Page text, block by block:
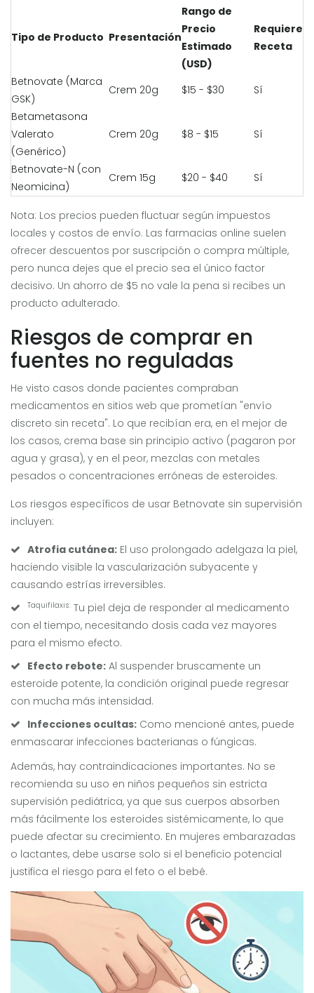
Tipo de Producto Presentación
Rango de
Precio
Estimado
(USD)
Requiere
Receta
Betnovate (Marca
GSK)
Crem 20g $15 - $30
Sí
Betametasona
Valerato
(Genérico)
Crem 20g $8 - $15 Sí
Betnovate-N (con
Neomicina)
Crem 15g $20 - $40 Sí
Nota: Los precios pueden fluctuar según impuestos
locales y costos de envío. Las farmacias online suelen
ofrecer descuentos por suscripción o compra múltiple,
pero nunca dejes que el precio sea el único factor
decisivo. Un ahorro de $5 no vale la pena si recibes un
producto adulterado.
Riesgos de comprar en
fuentes no reguladas
He visto casos donde pacientes compraban
medicamentos en sitios web que prometían "envío
discreto sin receta". Lo que recibían era, en el mejor de
los casos, crema base sin principio activo (pagaron por
agua y grasa), y en el peor, mezclas con metales
pesados o concentraciones erróneas de esteroides.
Los riesgos específicos de usar Betnovate sin supervisión
incluyen:
Atrofia cutánea: El uso prolongado adelgaza la piel,
haciendo visible la vascularización subyacente y
causando estrías irreversibles.
Taquifilaxis: Tu piel deja de responder al medicamento
con el tiempo, necesitando dosis cada vez mayores
para el mismo efecto.
Efecto rebote: Al suspender bruscamente un
esteroide potente, la condición original puede regresar
con mucha más intensidad.
Infecciones ocultas: Como mencioné antes, puede
enmascarar infecciones bacterianas o fúngicas.
Además, hay contraindicaciones importantes. No se
recomienda su uso en niños pequeños sin estricta
supervisión pediátrica, ya que sus cuerpos absorben
más fácilmente los esteroides sistémicamente, lo que
puede afectar su crecimiento. En mujeres embarazadas
o lactantes, debe usarse solo si el beneficio potencial
justifica el riesgo para el feto o el bebé.